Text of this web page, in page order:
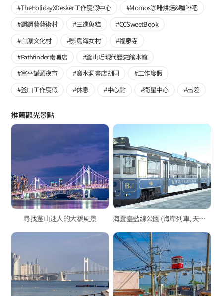
#TheHolidayXDesker工作度假中心
#Momos咖啡烘焙&咖啡吧
#鋼鋼藝藝術村
#三進魚糕
#CCSweetBook
#白瀑文化村
#影島海女村
#福泉寺
#Pathfinder南浦店
#釜山近現代歷史館本館
#富平罐頭夜市
#寶水洞書店胡同
#工作度假
#釜山工作度假
#休息 #中心點 #衛星中心 #出差
推薦觀光景點
尋找釜山迷人的大橋風景 海雲臺藍線公園 (海岸列車, 天空膠囊列車)